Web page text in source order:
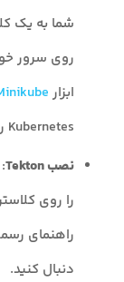
روی سرور
ابزار
Kubernetes روی سرور شما راه‌اندازی می‌کند.
نصب Tekton
را روی
راهنمای
دنبال کنید.